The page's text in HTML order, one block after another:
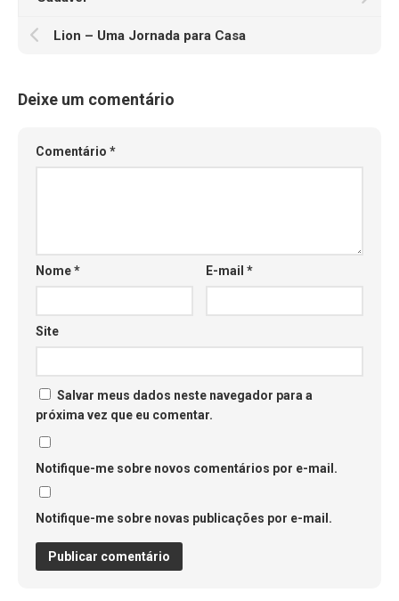
Lion – Uma Jornada para Casa
Deixe um comentário
Comentário *
Nome* E-mail*
Site
Salvar meus dados neste navegador para a
próxima vez que eu comentar.
Notifique-me sobre novos comentários por e-mail.
Notifique-me sobre novas publicações por e-mail.